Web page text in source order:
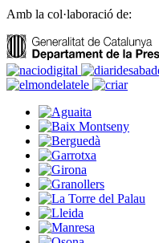
Amb la col·laboració de: